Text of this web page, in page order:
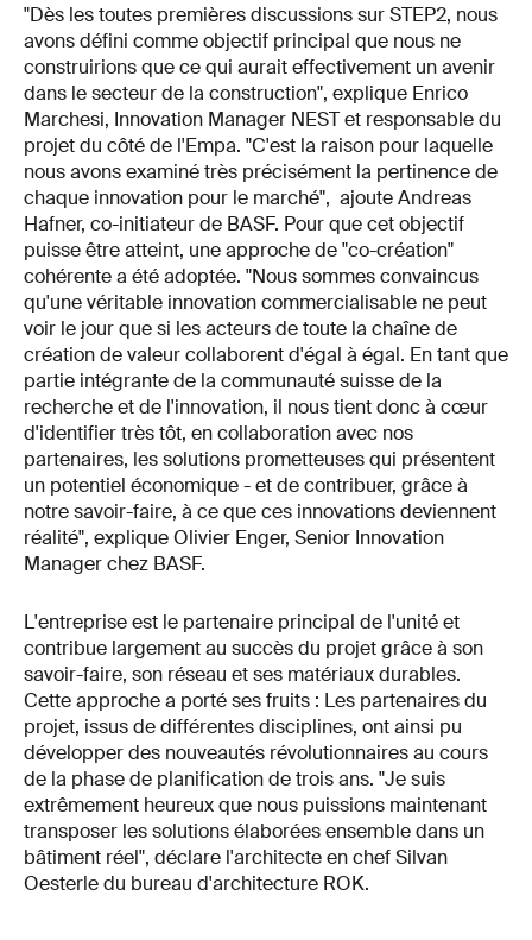
"Dès les toutes premières discussions sur STEP2, nous
avons défini comme objectif principal que nous ne
construirions que ce qui aurait effectivement un avenir
dans le secteur de la construction", explique Enrico
Marchesi, Innovation Manager NEST et responsable du
projet du côté de l'Empa. "C'est la raison pour laquelle
nous avons examiné très précisément la pertinence de
chaque innovation pour le marché", ajoute Andreas
Hafner, co-initiateur de BASF. Pour que cet objectif
puisse être atteint, une approche de "co-création"
cohérente a été adoptée. "Nous sommes convaincus
qu'une véritable innovation commercialisable ne peut
voir le jour que si les acteurs de toute la chaîne de
création de valeur collaborent d'égal à égal. En tant que
partie intégrante de la communauté suisse de la
recherche et de l'innovation, il nous tient donc à cœur
d'identifier très tôt, en collaboration avec nos
partenaires, les solutions prometteuses qui présentent
un potentiel économique - et de contribuer, grâce à
notre savoir-faire, à ce que ces innovations deviennent
réalité", explique Olivier Enger, Senior Innovation
Manager chez BASF.
L'entreprise est le partenaire principal de l'unité et
contribue largement au succès du projet grâce à son
savoir-faire, son réseau et ses matériaux durables.
Cette approche a porté ses fruits : Les partenaires du
projet, issus de différentes disciplines, ont ainsi pu
développer des nouveautés révolutionnaires au cours
de la phase de planification de trois ans. "Je suis
extrêmement heureux que nous puissions maintenant
transposer les solutions élaborées ensemble dans un
bâtiment réel", déclare l'architecte en chef Silvan
Oesterle du bureau d'architecture ROK.